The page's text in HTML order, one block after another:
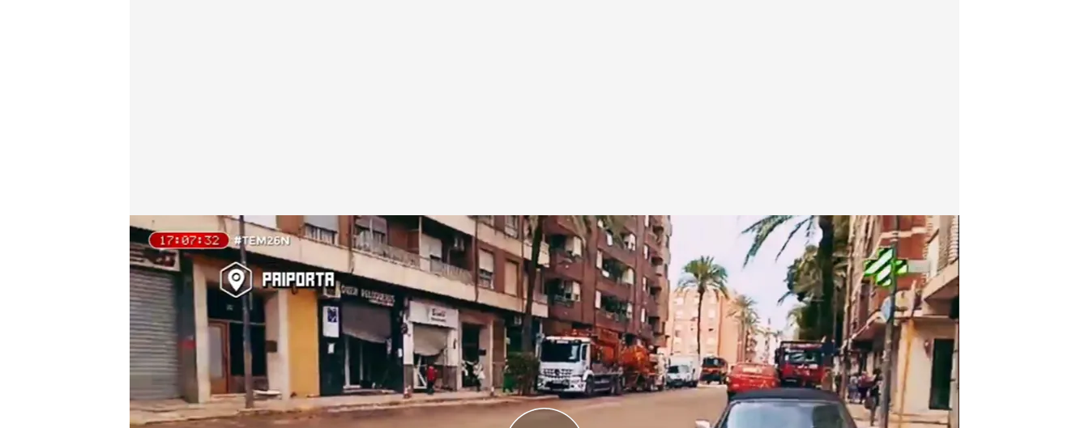
'Todo es mentira'
Pedro Jiménez
26 NOV 2024 - 18:08h.
Vecina de Paiporta: "Estamos, se supone, en fase de reconstrucción.
Y vemos calles totalmente colapsadas, las alcantarillas con lodo..."
Paiporta, Catarroja, Alfafar, Massanassa... la situación es crítica para
los vecinos de las zonas más afectadas tras la DANA